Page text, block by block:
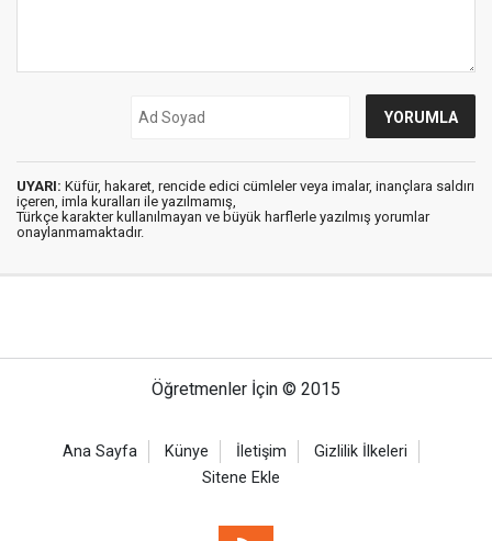
UYARI: Küfür, hakaret, rencide edici cümleler veya imalar, inançlara saldırı
içeren, imla kuralları ile yazılmamış,
Türkçe karakter kullanılmayan ve büyük harflerle yazılmış yorumlar
onaylanmamaktadır.
Öğretmenler İçin © 2015
Ana Sayfa Künye İletişim
Gizlilik İlkeleri
Sitene Ekle